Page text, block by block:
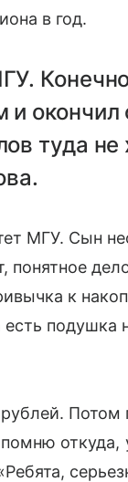
в год.
и
туда
МГУ. Сын
к
есть